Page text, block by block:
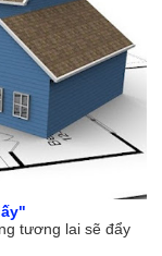
tương lai sẽ đẩy